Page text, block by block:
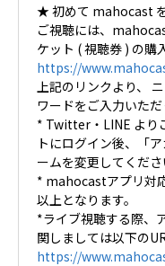
★ 初めて mahocast
ご視聴には、
ケット ( 視聴券 ) の購
https://
上記のリンクより、
ワードをご入力いただ
* Twitter・LINE より
トにログイン後、「
ームを変更してくださ
* mahocastアプリ対
以上となります。
*ライブ視聴する際、
関しましては以下の
https://